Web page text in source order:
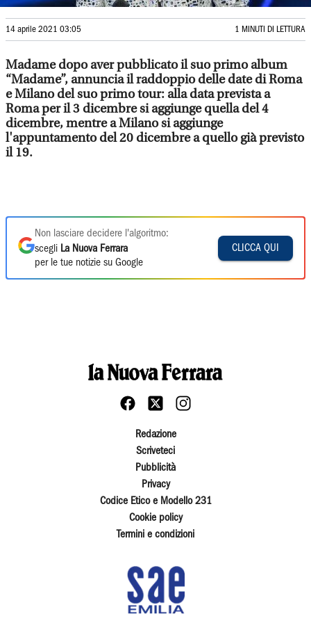
14 aprile 2021 03:05 1 MINUTI DI LETTURA
Madame dopo aver pubblicato il suo primo album
“Madame”, annuncia il raddoppio delle date di Roma
e Milano del suo primo tour: alla data prevista a
Roma per il 3 dicembre si aggiunge quella del 4
dicembre, mentre a Milano si aggiunge
l'appuntamento del 20 dicembre a quello già previsto
il 19.
Non lasciare decidere l'algoritmo:
scegli La Nuova Ferrara
per le tue notizie su Google
CLICCA QUI
Redazione
Scriveteci
Pubblicità
Privacy
Codice Etico e Modello 231
Cookie policy
Termini e condizioni